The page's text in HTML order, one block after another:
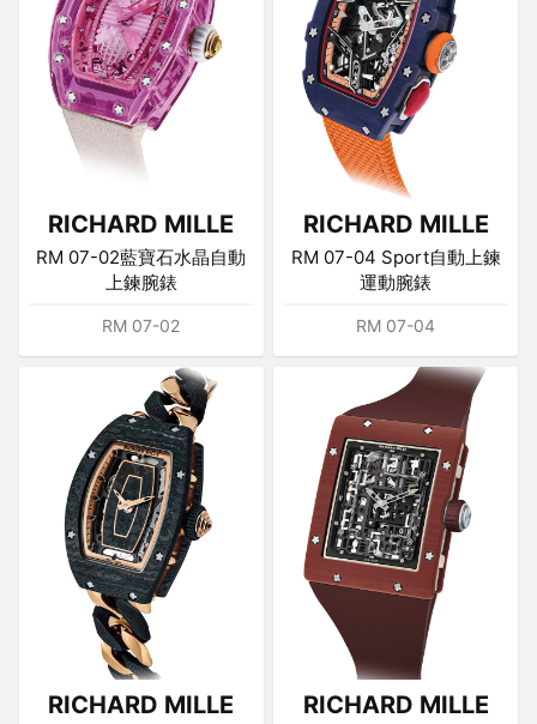
RICHARD MILLE
RM 07-02藍寶石水晶自動
上鍊腕錶
RM 07-02
RICHARD MILLE
RM 07-04 Sport自動上鍊
運動腕錶
RM 07-04
RICHARD MILLE RICHARD MILLE